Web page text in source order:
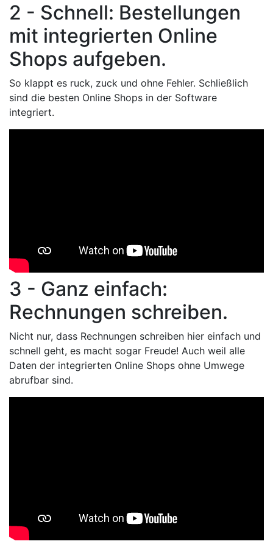
2 - Schnell: Bestellungen
mit integrierten Online
Shops aufgeben.
So klappt es ruck, zuck und ohne Fehler. Schließlich
sind die besten Online Shops in der Software
integriert.
3 - Ganz einfach:
Rechnungen schreiben.
Nicht nur, dass Rechnungen schreiben hier einfach und
schnell geht, es macht sogar Freude! Auch weil alle
Daten der integrierten Online Shops ohne Umwege
abrufbar sind.